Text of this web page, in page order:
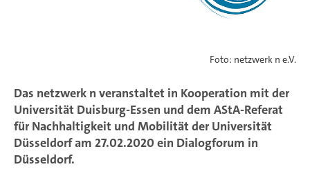
Foto: netzwerk n e.V.
Das netzwerk n veranstaltet in Kooperation mit der
Universität Duisburg-Essen und dem AStA-Referat
für Nachhaltigkeit und Mobilität der Universität
Düsseldorf am 27.02.2020 ein Dialogforum in
Düsseldorf.